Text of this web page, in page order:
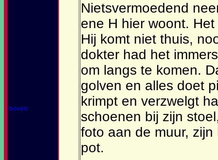
boven
Nietsvermoedend
ene H hier woont.
Hij komt niet thuis,
dokter had het
om langs te komen.
golven en alles doet
krimpt en verzwelgt
schoenen bij zijn
foto aan de muur,
pot.